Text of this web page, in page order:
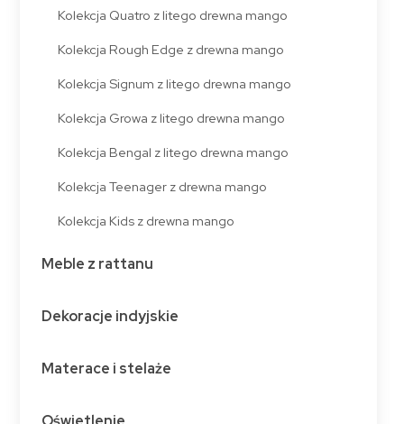
Kolekcja Quatro z litego drewna mango
Kolekcja Rough Edge z drewna mango
Kolekcja Signum z litego drewna mango
Kolekcja Growa z litego drewna mango
Kolekcja Bengal z litego drewna mango
Kolekcja Teenager z drewna mango
Kolekcja Kids z drewna mango
Meble z rattanu
Dekoracje indyjskie
Materace i stelaże